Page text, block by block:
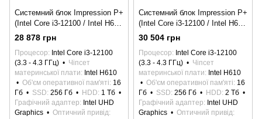
Системний блок Impression P+
(Intel Core i3-12100 / Intel H610
/ DDR4 16Gb 3200 / SSD
256Gb / HDD 1Tb / DVD+-RW /
400W / Wi-Fi)
28 878 грн
Процесор
Intel Core i3-12100
(3.3 - 4.3 ГГц)
Чіпсет
материнської плати
Intel H610
Об'єм оперативної пам'яті 16
Гб
SSD 256 Гб HDD 1 Тб
Графічний адаптер
Intel UHD
Graphics
Оптичний привід
Системний блок Impression P+
(Intel Core i3-12100 / Intel H610
/ DDR4 16Gb 3200 / SSD
256Gb / HDD 2Tb / DVD+-RW /
400W / Wi-Fi)
30 504 грн
Процесор
Intel Core i3-12100
(3.3 - 4.3 ГГц)
Чіпсет
материнської плати
Intel H610
Об'єм оперативної пам'яті 16
Гб
SSD 256 Гб HDD 2 Тб
Графічний адаптер
Intel UHD
Graphics
Оптичний привід